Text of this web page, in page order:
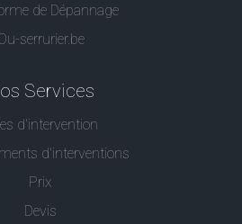
de Dépannage
serrurier.be
Services
d'intervention
d'interventions
Prix
Devis